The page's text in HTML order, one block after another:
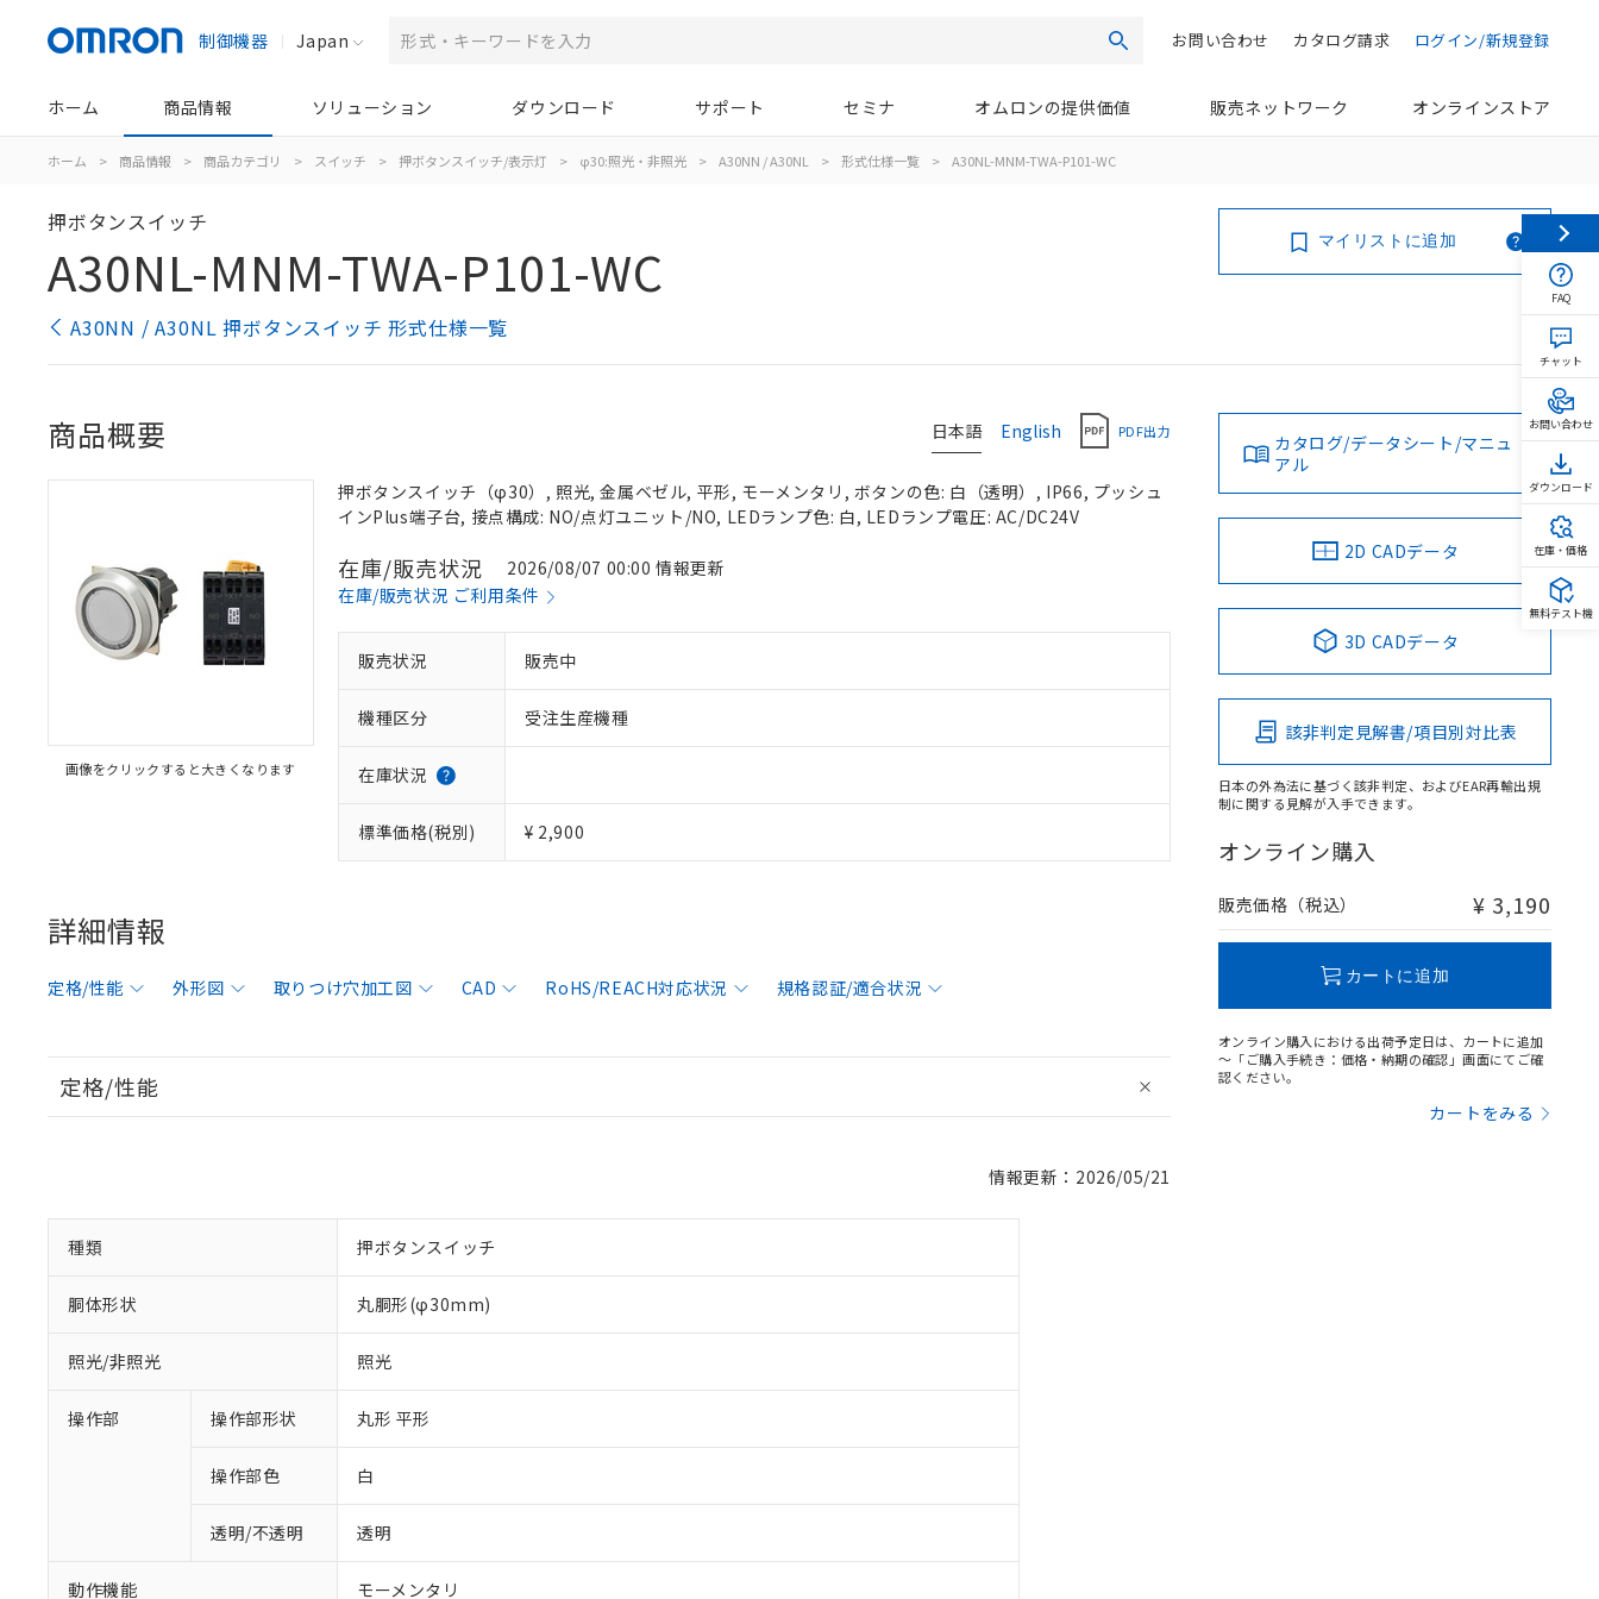
制御機器 Japan 検索 ログイン/新規登録
カタログ請求
お問い合わせ
ホーム 商品情報 ソリューション ダウンロード サポート セミナ オムロンの提供価値 販売ネットワーク オンラインストア
ホーム > 商品情報 > 商品カテゴリ > スイッチ > 押ボタンスイッチ/表示灯 > φ30:照光・非照光 > A30NN / A30NL > 形式仕様一覧 > A30NL-MNM-TWA-P101-WC
押ボタンスイッチ
A30NL-MNM-TWA-P101-WC
A30NN / A30NL 押ボタンスイッチ 形式仕様一覧
マイリストに追加
日本語 English PDF出力
商品概要
画像をクリックすると大きくなります
押ボタンスイッチ（φ30）, 照光, 金属ベゼル, 平形, モーメンタリ, ボタンの色: 白（透明）, IP66, プッシュ
インPlus端子台, 接点構成: NO/点灯ユニット/NO, LEDランプ色: 白, LEDランプ電圧: AC/DC24V
在庫/販売状況
2026/08/07 00:00 情報更新
在庫/販売状況 ご利用条件
販売状況 販売中
機種区分 受注生産機種
在庫状況
標準価格(税別) ¥ 2,900
詳細情報
定格/性能 外形図 取りつけ穴加工図 CAD RoHS/REACH対応状況 規格認証/適合状況
定格/性能
情報更新：2026/05/21
種類 押ボタンスイッチ
胴体形状 丸胴形(φ30mm)
照光/非照光 照光
操作部 操作部形状 丸形 平形
操作部色 白
透明/不透明 透明
動作機能 モーメンタリ
カタログ/データシート/マニュ
アル
2D CADデータ
3D CADデータ
該非判定見解書/項目別対比表
日本の外為法に基づく該非判定、およびEAR再輸出規
制に関する見解が入手できます。
オンライン購入
販売価格（税込） ¥ 3,190
カートに追加
オンライン購入における出荷予定日は、カートに追加
～「ご購入手続き：価格・納期の確認」画面にてご確
認ください。
カートをみる
FAQ
チャット
お問い合わせ
ダウンロード
在庫・価格
無料テスト機